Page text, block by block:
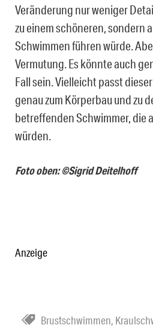
Veränderung nur weniger
zu einem schöneren, sondern
Schwimmen führen würde.
Vermutung. Es könnte auch
Fall sein. Vielleicht passt
genau zum Körperbau und zu
betreffenden Schwimmer, die
würden.
Foto oben: ©Sigrid Deitelhoff
Anzeige
Brustschwimmen,